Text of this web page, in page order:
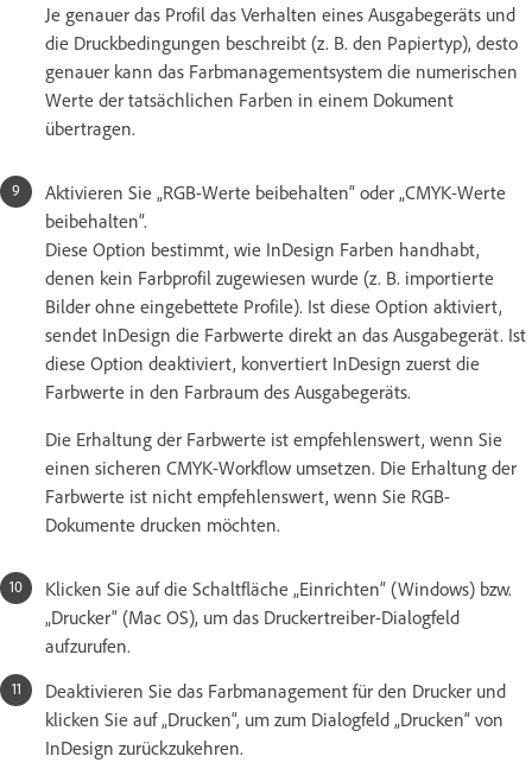
Je genauer das Profil das Verhalten eines Ausgabegeräts und
die Druckbedingungen beschreibt (z. B. den Papiertyp), desto
genauer kann das Farbmanagementsystem die numerischen
Werte der tatsächlichen Farben in einem Dokument
übertragen.
Aktivieren Sie „RGB-Werte beibehalten“ oder „CMYK-Werte
beibehalten“.
Diese Option bestimmt, wie InDesign Farben handhabt,
denen kein Farbprofil zugewiesen wurde (z. B. importierte
Bilder ohne eingebettete Profile). Ist diese Option aktiviert,
sendet InDesign die Farbwerte direkt an das Ausgabegerät. Ist
diese Option deaktiviert, konvertiert InDesign zuerst die
Farbwerte in den Farbraum des Ausgabegeräts.
Die Erhaltung der Farbwerte ist empfehlenswert, wenn Sie
einen sicheren CMYK-Workflow umsetzen. Die Erhaltung der
Farbwerte ist nicht empfehlenswert, wenn Sie RGB-
Dokumente drucken möchten.
Klicken Sie auf die Schaltfläche „Einrichten“ (Windows) bzw.
„Drucker“ (Mac OS), um das Druckertreiber-Dialogfeld
aufzurufen.
Deaktivieren Sie das Farbmanagement für den Drucker und
klicken Sie auf „Drucken“, um zum Dialogfeld „Drucken“ von
InDesign zurückzukehren.